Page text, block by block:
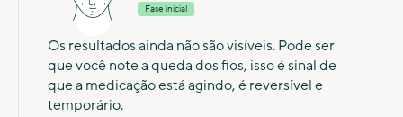
Fase inicial
Os resultados ainda não são visíveis. Pode ser
que você note a queda dos fios, isso é sinal de
que a medicação está agindo, é reversível e
temporário.